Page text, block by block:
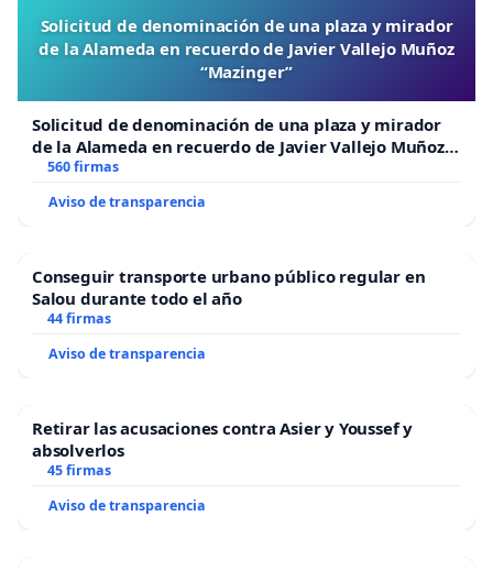
Solicitud de denominación de una plaza y mirador
de la Alameda en recuerdo de Javier Vallejo Muñoz
“Mazinger”
Solicitud de denominación de una plaza y mirador
de la Alameda en recuerdo de Javier Vallejo Muñoz
“Mazinger”
560 firmas
Aviso de transparencia
Conseguir transporte urbano público regular en
Salou durante todo el año
44 firmas
Aviso de transparencia
Retirar las acusaciones contra Asier y Youssef y
absolverlos
45 firmas
Aviso de transparencia